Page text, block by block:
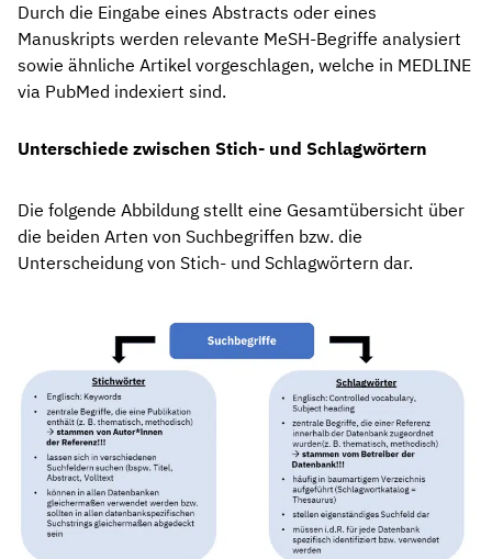
Durch die Eingabe eines Abstracts oder eines
Manuskripts werden relevante MeSH-Begriffe analysiert
sowie ähnliche Artikel vorgeschlagen, welche in MEDLINE
via PubMed indexiert sind.
Unterschiede zwischen Stich- und Schlagwörtern
Die folgende Abbildung stellt eine Gesamtübersicht über
die beiden Arten von Suchbegriffen bzw. die
Unterscheidung von Stich- und Schlagwörtern dar.